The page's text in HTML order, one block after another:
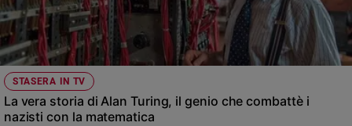
STASERA IN TV
La vera storia di Alan Turing, il genio che combattè i
nazisti con la matematica